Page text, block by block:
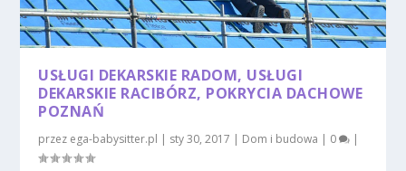
USŁUGI DEKARSKIE RADOM, USŁUGI
DEKARSKIE RACIBÓRZ, POKRYCIA DACHOWE
POZNAŃ
przez ega-babysitter.pl | sty 30, 2017 | Dom i budowa | 0 |